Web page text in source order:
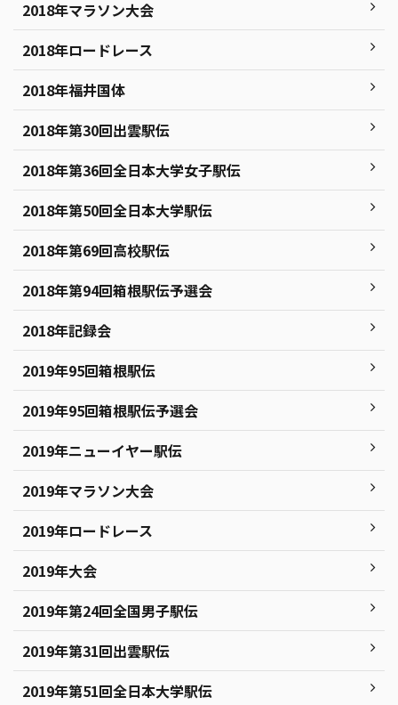
2018年マラソン大会
2018年ロードレース
2018年福井国体
2018年第30回出雲駅伝
2018年第36回全日本大学女子駅伝
2018年第50回全日本大学駅伝
2018年第69回高校駅伝
2018年第94回箱根駅伝予選会
2018年記録会
2019年95回箱根駅伝
2019年95回箱根駅伝予選会
2019年ニューイヤー駅伝
2019年マラソン大会
2019年ロードレース
2019年大会
2019年第24回全国男子駅伝
2019年第31回出雲駅伝
2019年第51回全日本大学駅伝